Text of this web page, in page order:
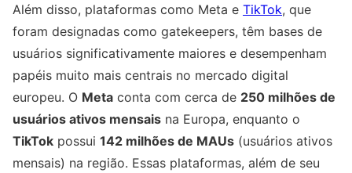
Além disso, plataformas como Meta e TikTok, que
foram designadas como gatekeepers, têm bases de
usuários significativamente maiores e desempenham
papéis muito mais centrais no mercado digital
europeu. O Meta conta com cerca de 250 milhões de
usuários ativos mensais na Europa, enquanto o
TikTok possui 142 milhões de MAUs (usuários ativos
mensais) na região. Essas plataformas, além de seu